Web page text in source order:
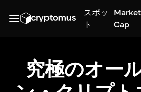
スポッ
ト
Market
Cap
究極のオー